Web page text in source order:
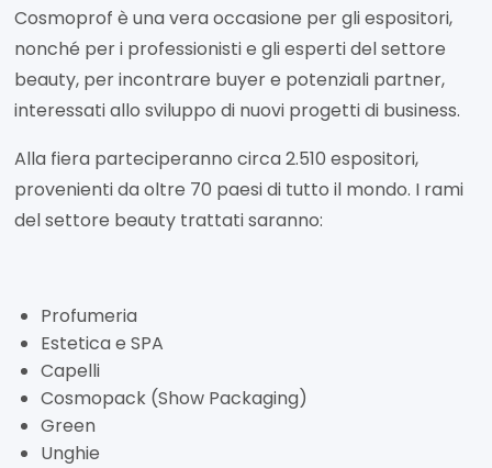
Cosmoprof è una vera occasione per gli espositori,
nonché per i professionisti e gli esperti del settore
beauty, per incontrare buyer e potenziali partner,
interessati allo sviluppo di nuovi progetti di business.
Alla fiera parteciperanno circa 2.510 espositori,
provenienti da oltre 70 paesi di tutto il mondo. I rami
del settore beauty trattati saranno:
Profumeria
Estetica e SPA
Capelli
Cosmopack (Show Packaging)
Green
Unghie